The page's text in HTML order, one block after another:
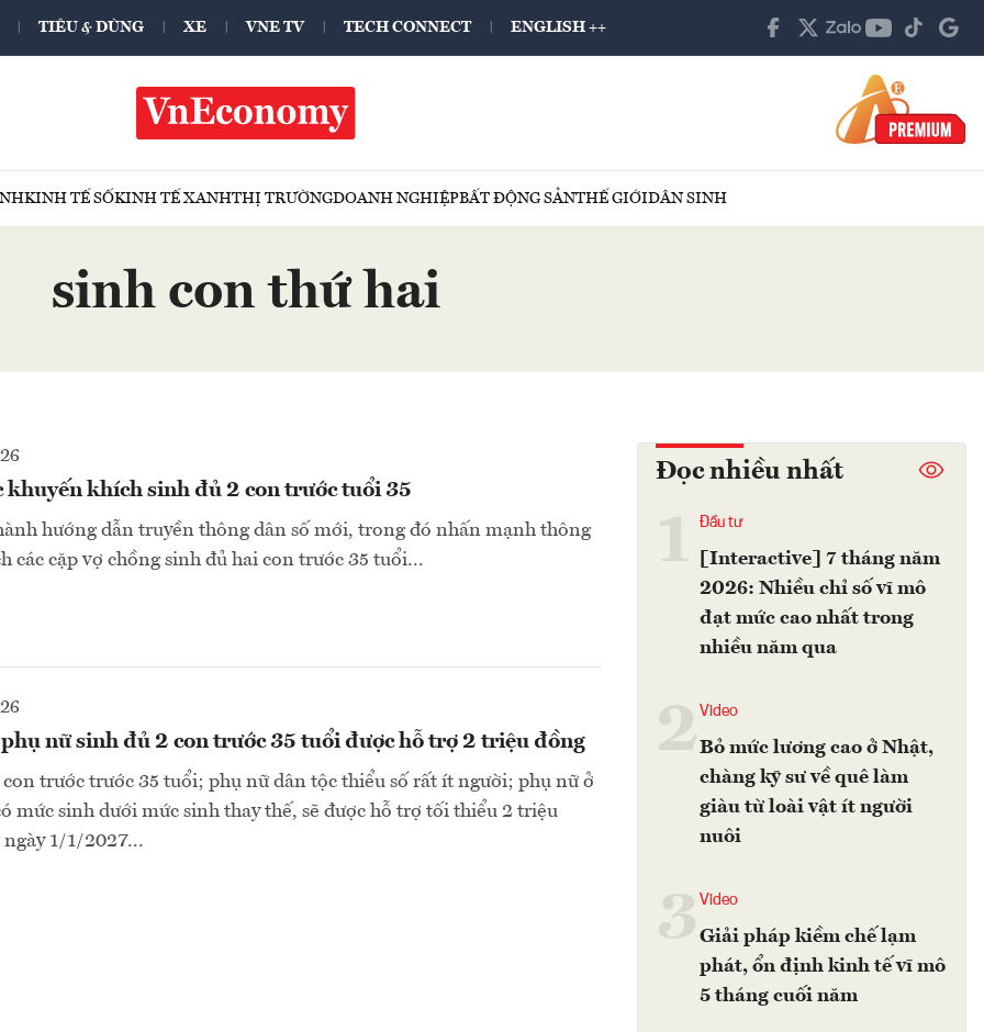
TIÊU & DÙNG XE VNE TV TECH CONNECT ENGLISH ++
KINH TẾ SỐKINH TẾ XANHTHỊ TRƯỜNGDOANH NGHIỆPBẤT ĐỘNG SẢNTHẾ GIỚIDÂN SINH
sinh con thứ hai
khuyến khích sinh đủ 2 con trước tuổi 35
hướng dẫn truyền thông dân số mới, trong đó nhấn mạnh thông
các cặp vợ chồng sinh đủ hai con trước 35 tuổi...
nữ sinh đủ 2 con trước 35 tuổi được hỗ trợ 2 triệu đồng
trước trước 35 tuổi; phụ nữ dân tộc thiểu số rất ít người; phụ nữ ở
mức sinh dưới mức sinh thay thế, sẽ được hỗ trợ tối thiểu 2 triệu
1/1/2027...
Đọc nhiều nhất
Đầu tư
[Interactive] 7 tháng năm
2026: Nhiều chỉ số vĩ mô
đạt mức cao nhất trong
nhiều năm qua
2Video
Bỏ mức lương cao ở Nhật,
chàng kỹ sư về quê làm
giàu từ loài vật ít người
nuôi
Video
Giải pháp kiềm chế lạm
phát, ổn định kinh tế vĩ mô
5 tháng cuối năm